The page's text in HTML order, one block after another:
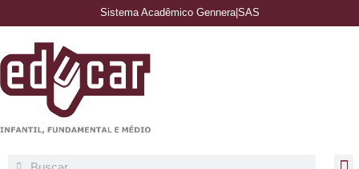
Sistema Acadêmico Gennera|SAS